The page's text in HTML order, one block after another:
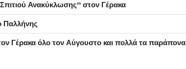
Ανακύκλωσης” στον Γέρακα
Παλλήνης
Γέρακα όλο τον Αύγουστο και πολλά τα παράπονα